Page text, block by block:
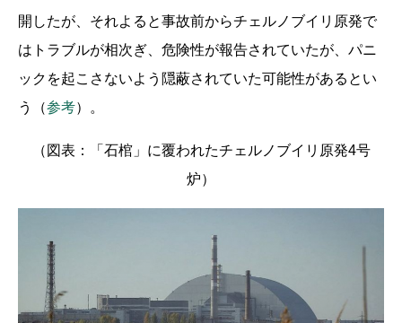
開したが、それよると事故前からチェルノブイリ原発で
はトラブルが相次ぎ、危険性が報告されていたが、パニ
ックを起こさないよう隠蔽されていた可能性があるとい
う（参考）。
（図表：「石棺」に覆われたチェルノブイリ原発4号
炉）